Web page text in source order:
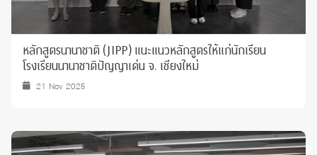
หลักสูตรนานาชาติ (JIPP) แนะแนวหลักสูตรให้แก่นักเรียน
โรงเรียนนานาชาติปัญญาเด่น จ. เชียงใหม่
21 Nov 2025